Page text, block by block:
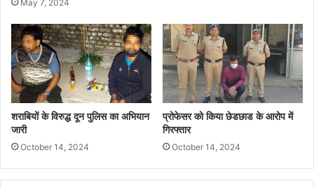
May 7, 2024
शराबियों के विरुद्ध दून पुलिस का अभियान
जारी
October 14, 2024
प्रोफेसर को किया छेडछाड के आरोप में
गिरफ्तार
October 14, 2024